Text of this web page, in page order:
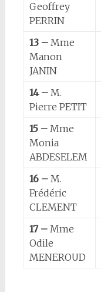
Geoffrey
PERRIN
13 – Mme
Manon
JANIN
14 – M.
Pierre PETIT
15 – Mme
Monia
ABDESELEM
16 – M.
Frédéric
CLEMENT
17 – Mme
Odile
MENEROUD